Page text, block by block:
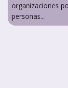
organizaciones
personas...